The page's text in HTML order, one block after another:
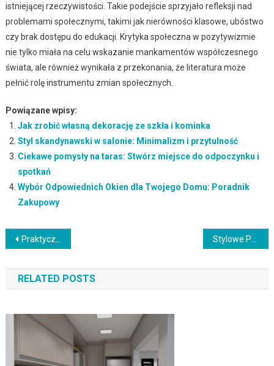
istniejącej rzeczywistości. Takie podejście sprzyjało refleksji nad
problemami społecznymi, takimi jak nierówności klasowe, ubóstwo
czy brak dostępu do edukacji. Krytyka społeczna w pozytywizmie
nie tylko miała na celu wskazanie mankamentów współczesnego
świata, ale również wynikała z przekonania, że literatura może
pełnić rolę instrumentu zmian społecznych.
Powiązane wpisy:
Jak zrobić własną dekorację ze szkła i kominka
Styl skandynawski w salonie: Minimalizm i przytulność
Ciekawe pomysły na taras: Stwórz miejsce do odpoczynku i
spotkań
Wybór Odpowiednich Okien dla Twojego Domu: Poradnik
Zakupowy
Nawigacja
wpisu
Praktyczne Porady dla Osób, Które Chcą Stworzyć Funkcjonalne Biuro Domowe
RELATED POSTS